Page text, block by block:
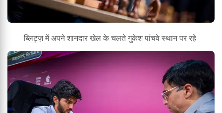
ब्लिट्ज़ में अपने शानदार खेल के चलते गुकेश पांचवे स्थान पर रहे